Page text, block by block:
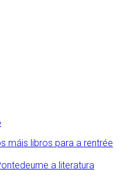
máis libros para a rentrée
a literatura